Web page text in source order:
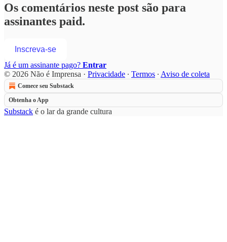
Os comentários neste post são para
assinantes paid.
Inscreva-se
Já é um assinante pago? Entrar
© 2026 Não é Imprensa · Privacidade ∙ Termos ∙ Aviso de coleta
Comece seu Substack
Obtenha o App
Substack é o lar da grande cultura